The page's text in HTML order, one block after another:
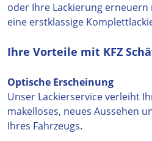
oder Ihre Lackierung
eine erstklassige
Ihre Vorteile mit KFZ
Optische Erscheinung
Unser Lackierservice verleiht
makelloses, neues Aussehen
Ihres Fahrzeugs.